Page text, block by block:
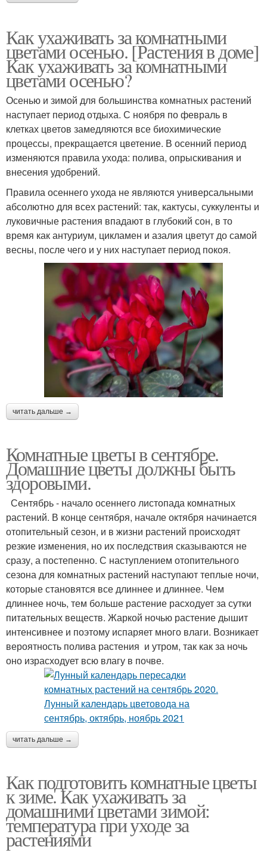
Как ухаживать за комнатными
цветами осенью. [Растения в доме]
Как ухаживать за комнатными
цветами осенью?
Осенью и зимой для большинства комнатных растений
наступает период отдыха. С ноября по февраль в
клетках цветов замедляются все биохимические
процессы, прекращается цветение. В осенний период
изменяются правила ухода: полива, опрыскивания и
внесения удобрений.
Правила осеннего ухода не являются универсальными
абсолютно для всех растений: так, кактусы, суккуленты и
луковичные растения впадают в глубокий сон, в то
время как антуриум, цикламен и азалия цветут до самой
весны, после чего и у них наступает период покоя.
читать дальше →
Комнатные цветы в сентябре.
Домашние цветы должны быть
здоровыми.
Сентябрь - начало осеннего листопада комнатных
растений. В конце сентября, начале октября начинается
отопительный сезон, и в жизни растений происходят
резкие изменения, но их последствия сказываются не
сразу, а постепенно. С наступлением отопительного
сезона для комнатных растений наступают теплые ночи,
которые становятся все длиннее и длиннее. Чем
длиннее ночь, тем больше растение расходует за сутки
питательных веществ. Жаркой ночью растение дышит
интенсивнее и поэтому испаряет много влаги. Возникает
вероятность полива растения и утром, так как за ночь
оно израсходует всю влагу в почве.
читать дальше →
Как подготовить комнатные цветы
к зиме. Как ухаживать за
домашними цветами зимой:
температура при уходе за
растениями